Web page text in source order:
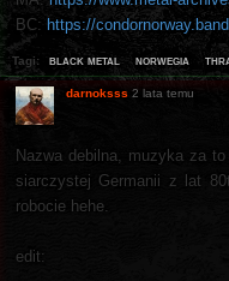
BC: https://
Tagi: black metal norwegia
darnoksss 2 lata temu
Nazwa debilna, muzyka za
siarczystej Germanii z lat
robocie hehe.
edit: